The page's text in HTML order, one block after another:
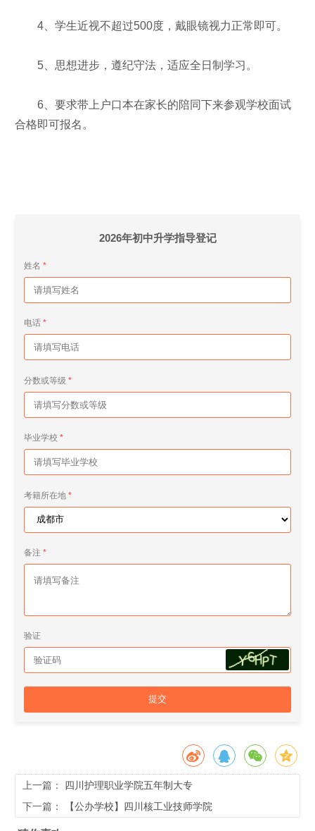
4、学生近视不超过500度，戴眼镜视力正常即可。
5、思想进步，遵纪守法，适应全日制学习。
6、要求带上户口本在家长的陪同下来参观学校面试
合格即可报名。
2026年初中升学指导登记
姓名
电话
分数或等级
毕业学校
考籍所在地
备注
验证
提交
上一篇： 四川护理职业学院五年制大专
下一篇：
【公办学校】四川核工业技师学院